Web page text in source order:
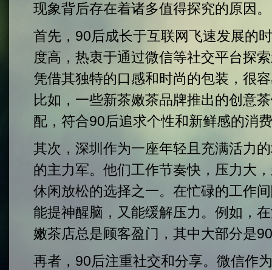
现象背后存在着诸多值得探究的原因。
首先，90后成长于互联网飞速发展的
度高，热衷于通过微信等社交平台探
凭借其独特的口感和时尚的包装，很
比如，一些新茶嫩茶品牌推出的创意
配，符合90后追求个性和新鲜感的消
其次，深圳作为一座年轻且充满活力
的主力军。他们工作节奏快，压力大
休闲放松的选择之一。在忙碌的工作
能提神醒脑，又能缓解压力。例如，
嫩茶店总是顾客盈门，其中大部分是
再者，90后注重社交和分享。微信作